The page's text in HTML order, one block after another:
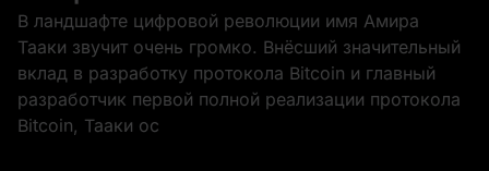
В ландшафте цифровой революции имя Амира
Тааки звучит очень громко. Внёсший значительный
вклад в разработку протокола Bitcoin и главный
разработчик первой полной реализации протокола
Bitcoin, Тааки ос